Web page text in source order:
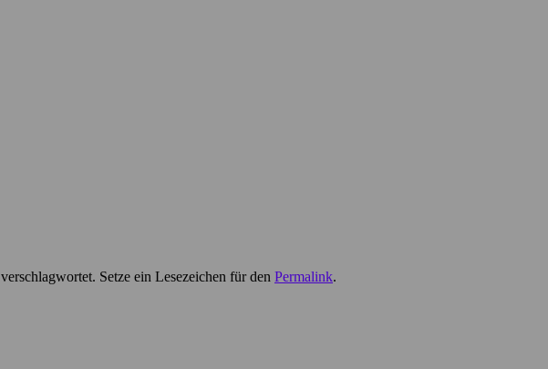
verschlagwortet. Setze ein Lesezeichen für den Permalink.